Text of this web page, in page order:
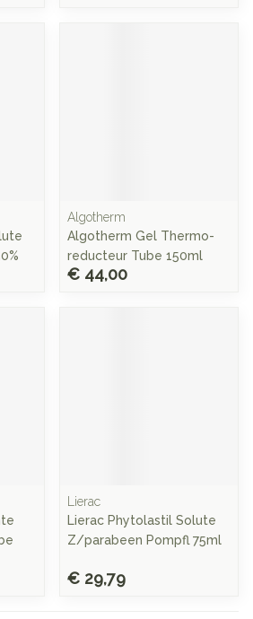
Algotherm
Algotherm Gel Thermo-
reducteur Tube 150ml
€ 44,00
Lierac
Lierac Phytolastil Solute
Z/parabeen Pompfl 75ml
€ 29,79